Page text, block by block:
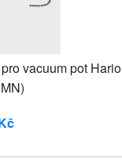
vacuum pot Hario